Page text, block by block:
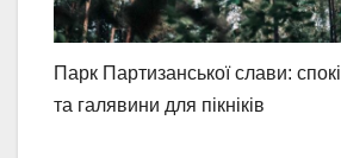
Парк Партизанської слави:
та галявини для пікніків